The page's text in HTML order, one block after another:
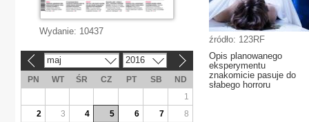
źródło: 123RF
Opis planowanego
eksperymentu
znakomicie pasuje do
słabego horroru
Wydanie: 10437
maj 2016
PN WT ŚR CZ PT SB
ND
1
2
3 4 5 6 7
8